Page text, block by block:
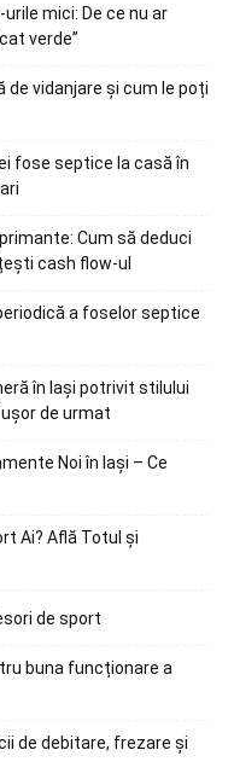
mici: De ce nu ar
verde”
de vidanjare și cum le poți
fose septice la casă în
Cum să deduci
cash flow-ul
a foselor septice
în Iași potrivit stilului
de urmat
Noi în Iași – Ce
Ai? Află Totul și
de sport
buna funcționare a
de debitare, frezare și